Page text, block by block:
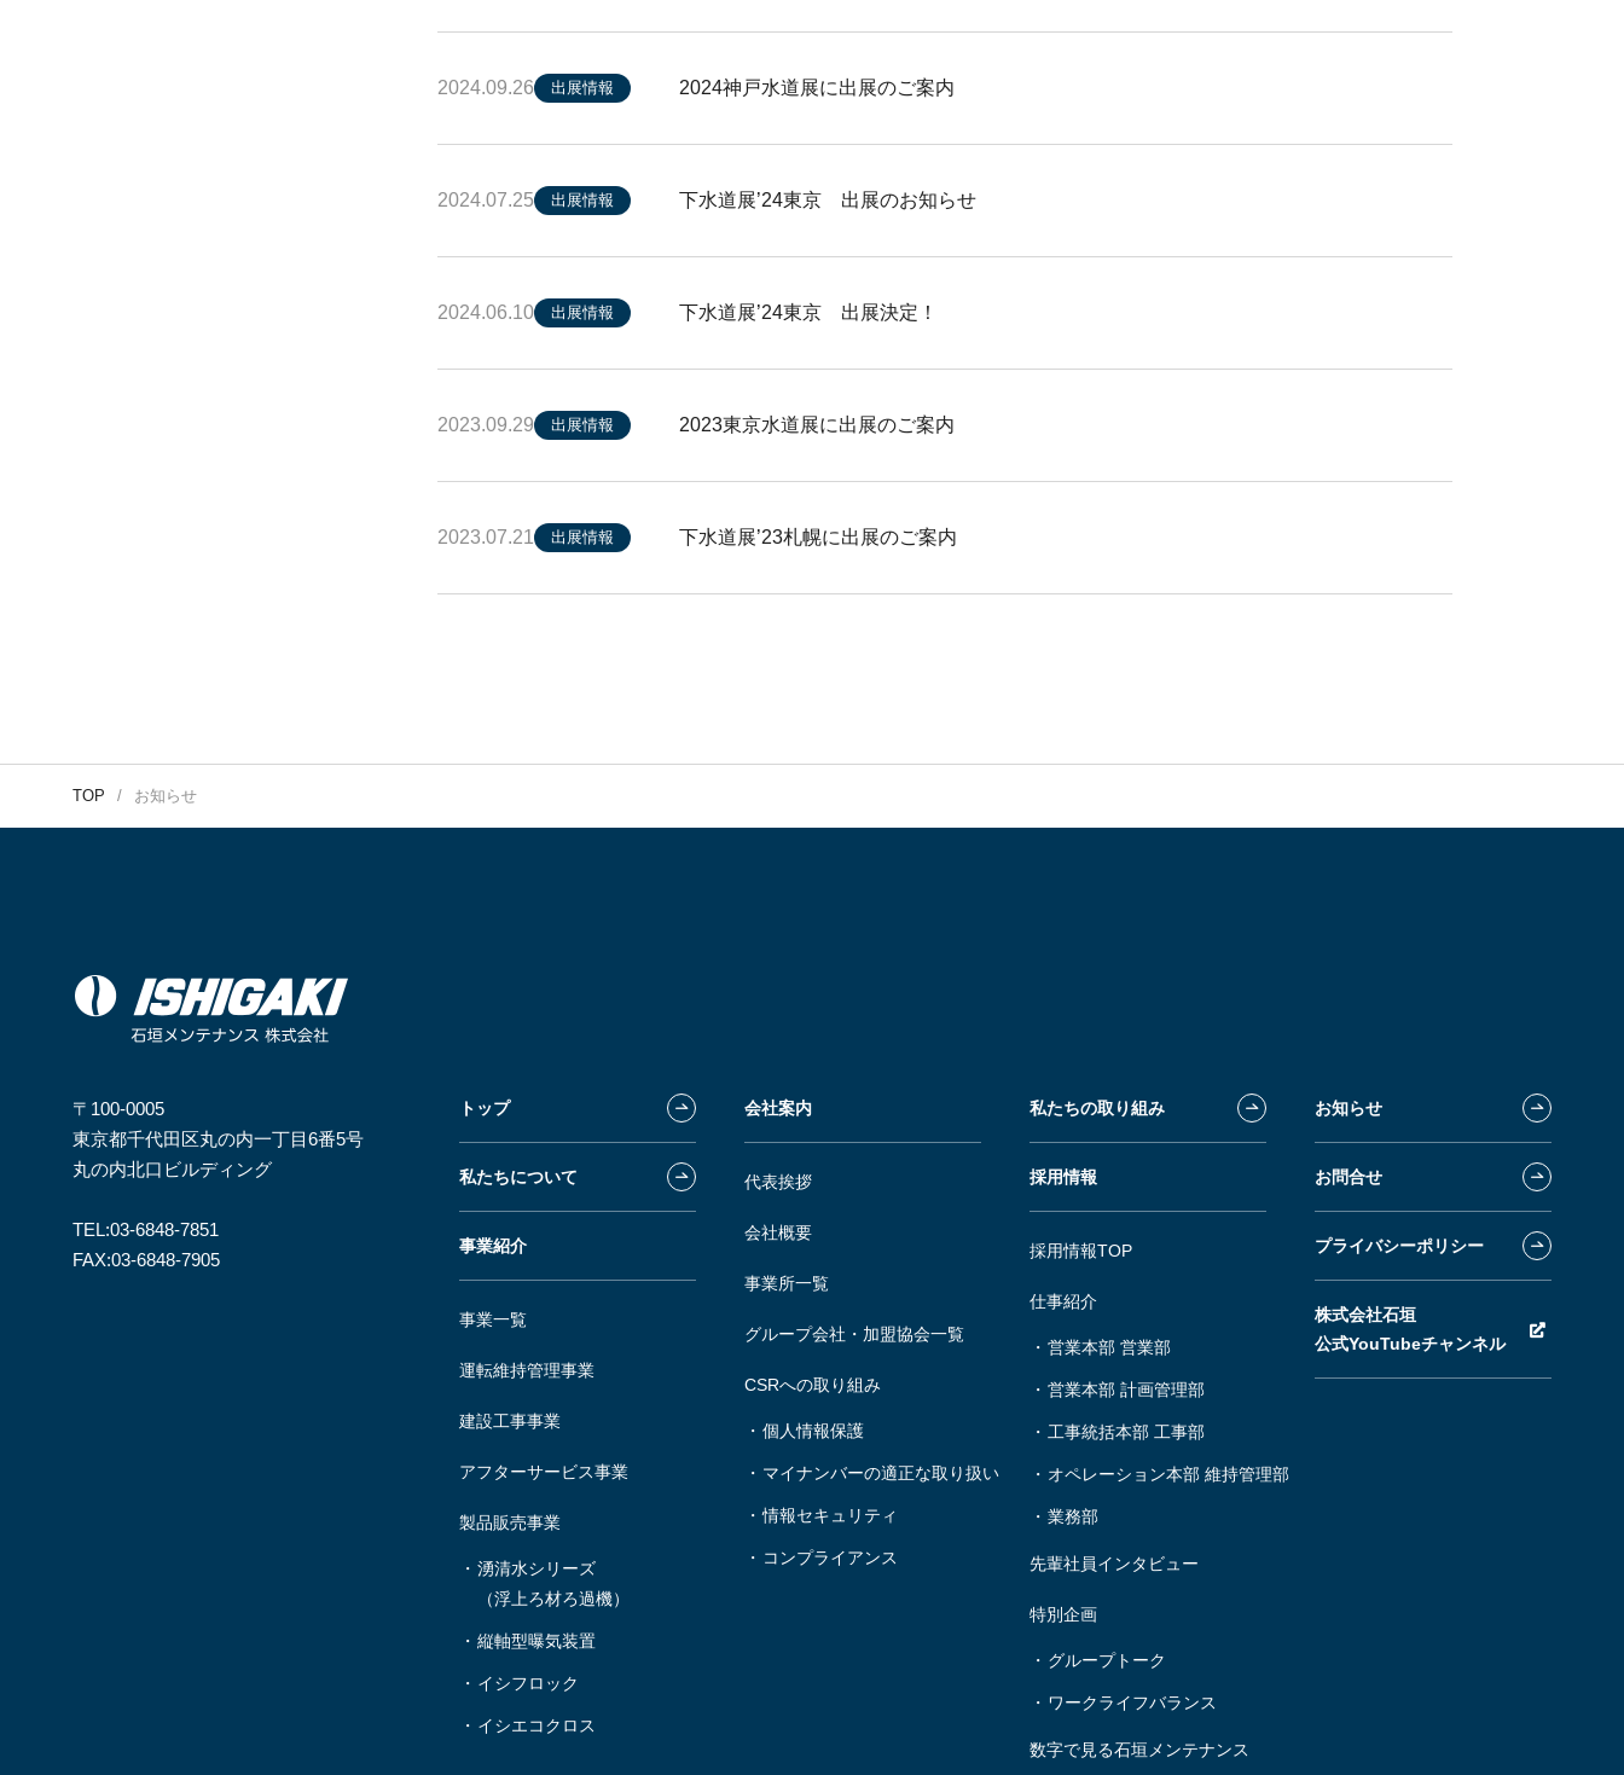
2024.09.26 出展情報 2024神戸水道展に出展のご案内
2024.07.25 出展情報 下水道展’24東京 出展のお知らせ
2024.06.10 出展情報 下水道展’24東京 出展決定！
2023.09.29 出展情報 2023東京水道展に出展のご案内
2023.07.21 出展情報 下水道展’23札幌に出展のご案内
TOP お知らせ
〒100-0005
東京都千代田区丸の内一丁目6番5号
丸の内北口ビルディング
TEL:03-6848-7851
FAX:03-6848-7905
トップ
私たちについて
事業紹介
事業一覧
運転維持管理事業
建設工事事業
アフターサービス事業
製品販売事業
湧清水シリーズ
（浮上ろ材ろ過機）
縦軸型曝気装置
イシフロック
イシエコクロス
会社案内
代表挨拶
会社概要
事業所一覧
グループ会社・ 加盟協会一覧
CSRへの取り組み
個人情報保護
マイナンバーの適正な取り扱い
情報セキュリティ
コンプライアンス
私たちの取り組み
採用情報
採用情報TOP
仕事紹介
営業本部 営業部
営業本部 計画管理部
工事統括本部 工事部
オペレーション本部 維持管理部
業務部
先輩社員インタビュー
特別企画
グループトーク
ワークライフバランス
数字で見る石垣メンテナンス
お知らせ
お問合せ
プライバシーポリシー
株式会社石垣
公式YouTubeチャンネル